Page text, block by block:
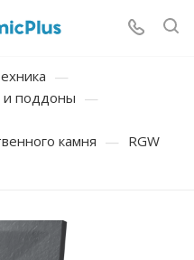
—
и поддоны —
камня — RGW